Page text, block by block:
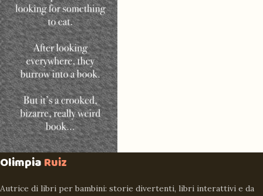
OlimpiaRuiz
Autrice di libri per bambini: storie divertenti, libri interattivi e da